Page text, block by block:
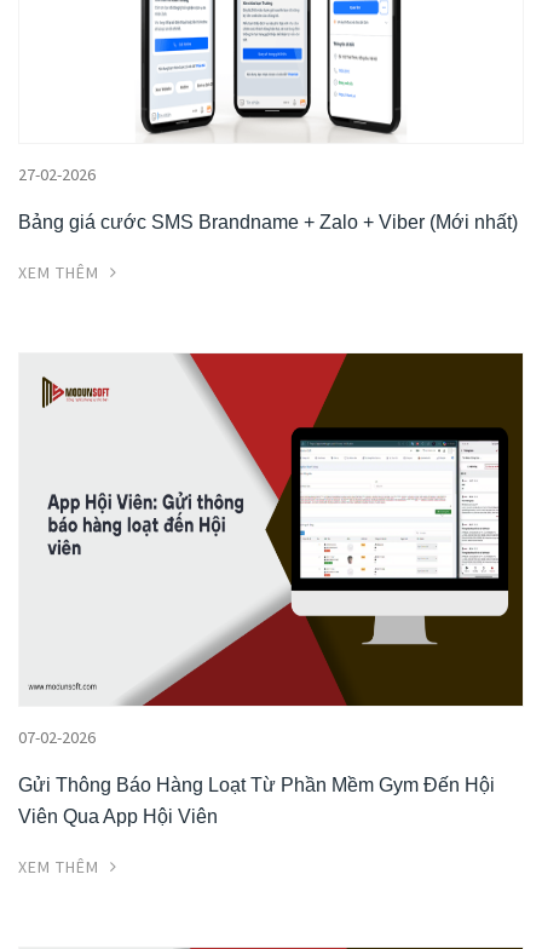
27-02-2026
Bảng giá cước SMS Brandname + Zalo + Viber (Mới nhất)
XEM THÊM
07-02-2026
Gửi Thông Báo Hàng Loạt Từ Phần Mềm Gym Đến Hội
Viên Qua App Hội Viên
XEM THÊM